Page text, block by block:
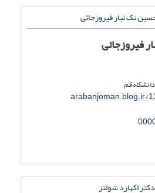
فیروزجائی
قم
arabanjoman.blog.ir/